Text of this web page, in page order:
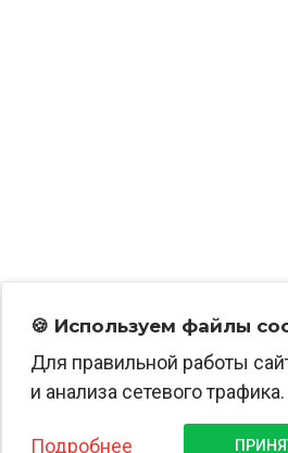
🍪 Используем файлы
Для правильной работы
и анализа сетевого трафика.
Подробнее